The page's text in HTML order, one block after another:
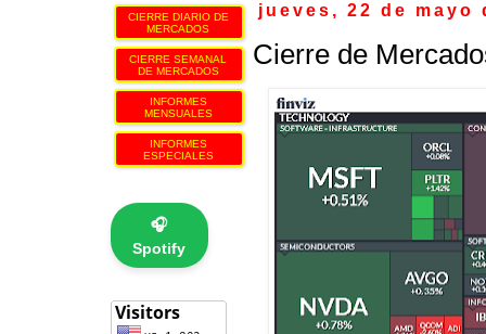
jueves, 22 de mayo
Cierre de
CIERRE DIARIO DE
MERCADOS
CIERRE SEMANAL
DE MERCADOS
INFORMES
MENSUALES
INFORMES
ESPECIALES
🎧
Spotify